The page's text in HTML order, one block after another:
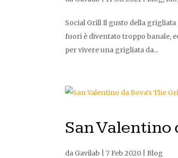
Social Grill Il gusto della grigliata
fuori è diventato troppo banale,
per vivere una grigliata da...
San Valentino
da Gavilab |7 Feb 2020 Blog